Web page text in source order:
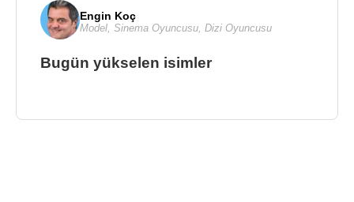
Engin Koç
Model Sinema Oyuncusu Dizi Oyuncusu
Bugün yükselen isimler